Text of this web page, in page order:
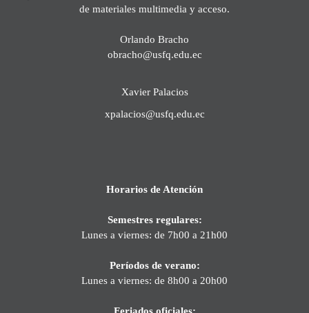
de materiales multimedia y acceso.
Orlando Bracho
obracho@usfq.edu.ec
Xavier Palacios
xpalacios@usfq.edu.ec
Horarios de Atención
Semestres regulares:
Lunes a viernes: de 7h00 a 21h00
Períodos de verano:
Lunes a viernes: de 8h00 a 20h00
Feriados oficiales: